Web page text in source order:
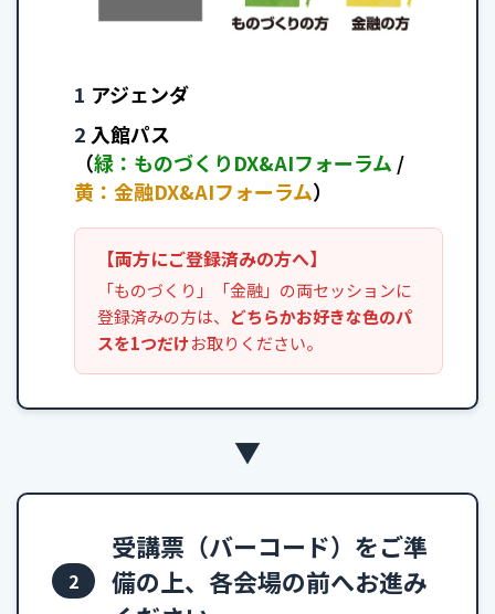
1 アジェンダ
2入館パス
（緑：ものづくりDX&AIフォーラム /
黄：金融DX&AIフォーラム）
【両方にご登録済みの方へ】
「ものづくり」「金融」の両セッションに
登録済みの方は、 どちらかお好きな色のパ
スを1つだけお取りください。
▼
2
受講票（バーコード）をご準
備の上、各会場の前へお進み
ページ